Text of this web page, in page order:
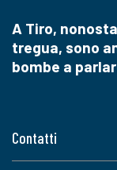
Contatti
A Tiro,
tregua, sono
bombe a